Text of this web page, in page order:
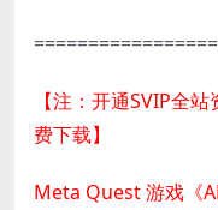
【注：开通SVIP全
费下载】
Meta Quest 游戏《